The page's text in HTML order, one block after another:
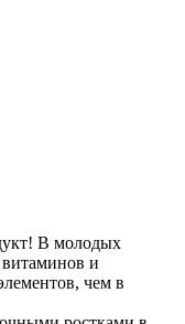
В молодых
и
чем в